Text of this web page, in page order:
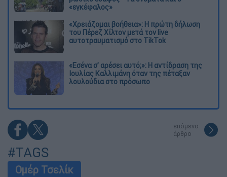
«εγκέφαλος»
«Χρειάζομαι βοήθεια»: Η πρώτη δήλωση
του Πέρεζ Χίλτον μετά τον live
αυτοτραυματισμό στο TikTok
«Εσένα σ’ αρέσει αυτό;»: Η αντίδραση της
Ιουλίας Καλλιμάνη όταν της πέταξαν
λουλούδια στο πρόσωπο
επόμενο
άρθρο
#TAGS
Ομέρ Τσελίκ